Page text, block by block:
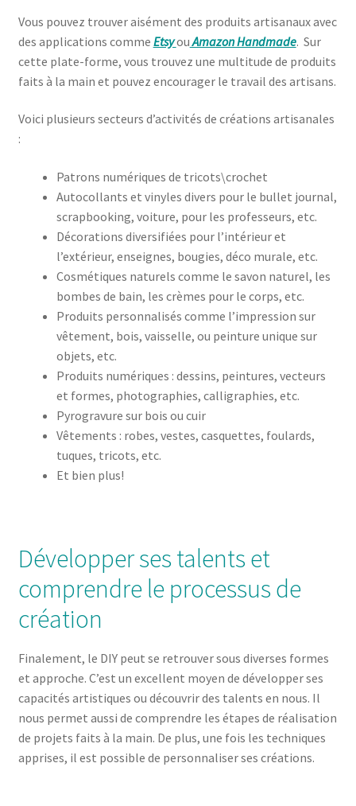
Vous pouvez trouver aisément des produits artisanaux avec
des applications comme EtsyouAmazon Handmade. Sur
cette plate-forme, vous trouvez une multitude de produits
faits à la main et pouvez encourager le travail des artisans.
Voici plusieurs secteurs d’activités de créations artisanales
:
Patrons numériques de tricots\crochet
Autocollants et vinyles divers pour le bullet journal,
scrapbooking, voiture, pour les professeurs, etc.
Décorations diversifiées pour l’intérieur et
l’extérieur, enseignes, bougies, déco murale, etc.
Cosmétiques naturels comme le savon naturel, les
bombes de bain, les crèmes pour le corps, etc.
Produits personnalisés comme l’impression sur
vêtement, bois, vaisselle, ou peinture unique sur
objets, etc.
Produits numériques : dessins, peintures, vecteurs
et formes, photographies, calligraphies, etc.
Pyrogravure sur bois ou cuir
Vêtements : robes, vestes, casquettes, foulards,
tuques, tricots, etc.
Et bien plus!
Développer ses talents et
comprendre le processus de
création
Finalement, le DIY peut se retrouver sous diverses formes
et approche. C’est un excellent moyen de développer ses
capacités artistiques ou découvrir des talents en nous. Il
nous permet aussi de comprendre les étapes de réalisation
de projets faits à la main. De plus, une fois les techniques
apprises, il est possible de personnaliser ses créations.